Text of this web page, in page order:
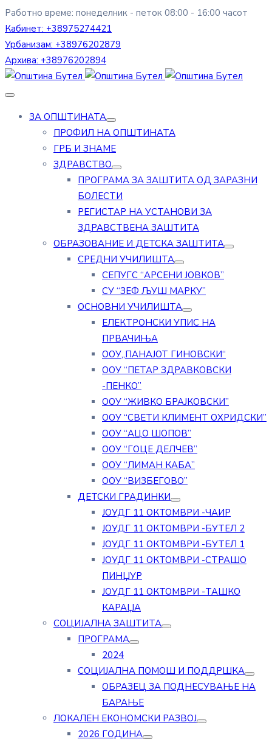
Работно време: понеделник - петок 08:00 - 16:00 часот
Кабинет: +38975274421
Урбанизам: +38976202879
Архива: +38976202894
ЗА ОПШТИНАТА
ПРОФИЛ НА ОПШТИНАТА
ГРБ И ЗНАМЕ
ЗДРАВСТВО
ПРОГРАМА ЗА ЗАШТИТА ОД ЗАРАЗНИ
БОЛЕСТИ
РЕГИСТАР НА УСТАНОВИ ЗА
ЗДРАВСТВЕНА ЗАШТИТА
ОБРАЗОВАНИЕ И ДЕТСКА ЗАШТИТА
СРЕДНИ УЧИЛИШТА
СЕПУГС “АРСЕНИ ЈОВКОВ”
СУ “ЗЕФ ЉУШ МАРКУ”
ОСНОВНИ УЧИЛИШТА
ЕЛЕКТРОНСКИ УПИС НА
ПРВАЧИЊА
ООУ„ПАНАЈОТ ГИНОВСКИ“
ООУ “ПЕТАР ЗДРАВКОВСКИ
-ПЕНКО”
ООУ “ЖИВКО БРАЈКОВСКИ”
ООУ “СВЕТИ КЛИМЕНТ ОХРИДСКИ”
ООУ “АЦО ШОПОВ”
ООУ “ГОЦЕ ДЕЛЧЕВ”
ООУ “ЛИМАН КАБА”
ООУ “ВИЗБЕГОВО”
ДЕТСКИ ГРАДИНКИ
ЈОУДГ 11 ОКТОМВРИ -ЧАИР
ЈОУДГ 11 ОКТОМВРИ -БУТЕЛ 2
ЈОУДГ 11 ОКТОМВРИ -БУТЕЛ 1
ЈОУДГ 11 ОКТОМВРИ -СТРАШО
ПИНЏУР
ЈОУДГ 11 ОКТОМВРИ -ТАШКО
КАРАЏА
СОЦИЈАЛНА ЗАШТИТА
ПРОГРАМА
2024
СОЦИЈАЛНА ПОМОШ И ПОДДРШКА
ОБРАЗЕЦ ЗА ПОДНЕСУВАЊЕ НА
БАРАЊЕ
ЛОКАЛЕН ЕКОНОМСКИ РАЗВОЈ
2026 ГОДИНА